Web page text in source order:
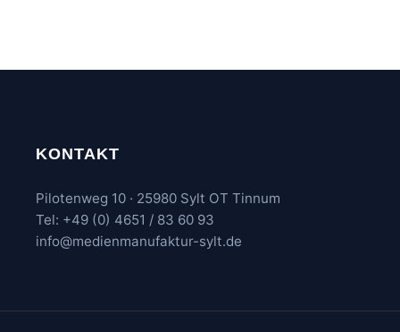
KONTAKT
Pilotenweg 10 · 25980 Sylt OT Tinnum
Tel: +49 (0) 4651 / 83 60 93
info@medienmanufaktur-sylt.de